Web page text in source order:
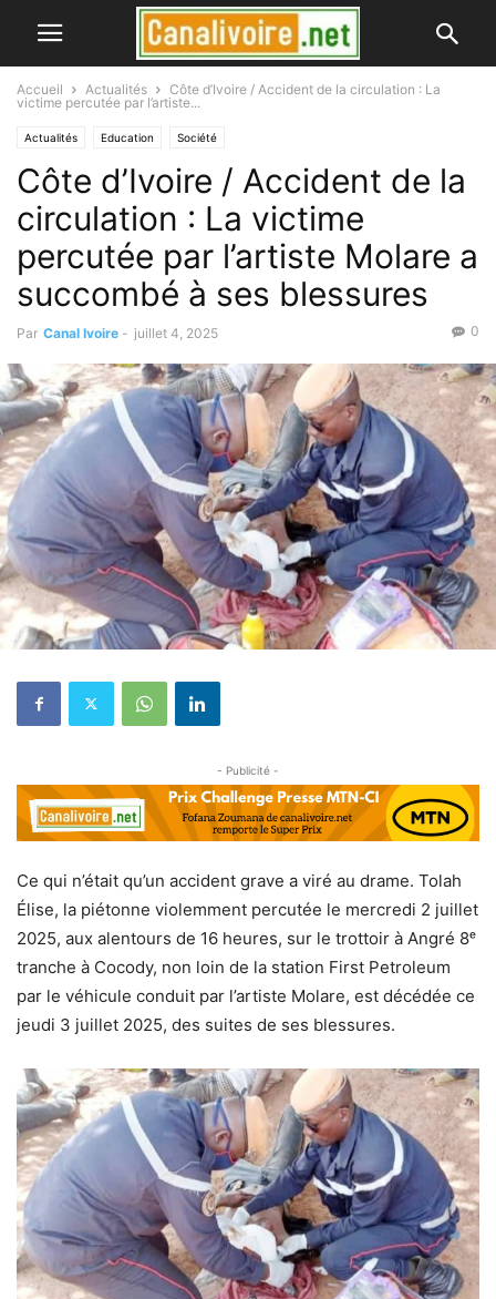
Accueil Actualités
Côte d’Ivoire / Accident de la circulation : La
victime percutée par l’artiste...
Actualités Education Société
Côte d’Ivoire / Accident de la
circulation : La victime
percutée par l’artiste Molare a
succombé à ses blessures
Par Canal Ivoire - juillet 4, 2025 0
- Publicité -
Ce qui n’était qu’un accident grave a viré au drame. Tolah
Élise, la piétonne violemment percutée le mercredi 2 juillet
2025, aux alentours de 16 heures, sur le trottoir à Angré 8ᵉ
tranche à Cocody, non loin de la station First Petroleum
par le véhicule conduit par l’artiste Molare, est décédée ce
jeudi 3 juillet 2025, des suites de ses blessures.